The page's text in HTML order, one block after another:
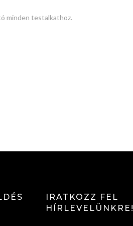
minden testalkathoz.
IRATKOZZ FEL
HÍRLEVELÜNKRE!